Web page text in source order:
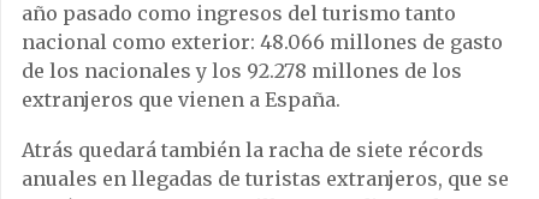
año pasado como ingresos del turismo tanto
nacional como exterior: 48.066 millones de gasto
de los nacionales y los 92.278 millones de los
extranjeros que vienen a España.
Atrás quedará también la racha de siete récords
anuales en llegadas de turistas extranjeros, que se